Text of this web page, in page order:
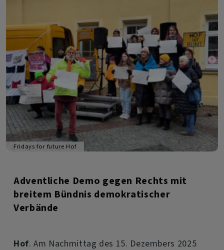
Fridays for future Hof
Adventliche Demo gegen Rechts mit
breitem Bündnis demokratischer
Verbände
Hof. Am Nachmittag des 15. Dezembers 2025